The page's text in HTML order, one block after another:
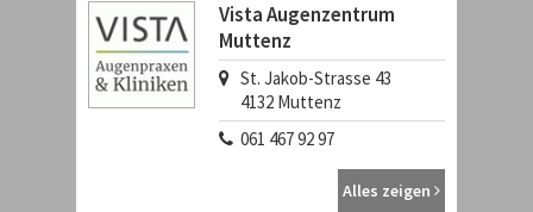
Vista Augenzentrum
Muttenz
St. Jakob-Strasse 43
4132 Muttenz
061 467 92 97
Alles zeigen